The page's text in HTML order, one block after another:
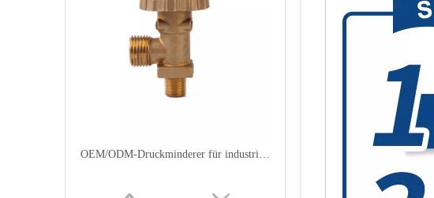
OEM/ODM-Druckminderer für industrielles LPG-Ventil